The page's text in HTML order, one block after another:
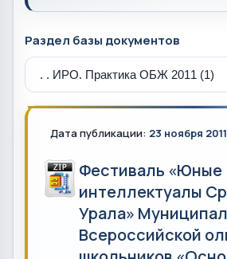
Раздел базы документов
Дата публикации: 23 ноября
Фестиваль «Юные
интеллектуалы
Урала»
Всероссийской